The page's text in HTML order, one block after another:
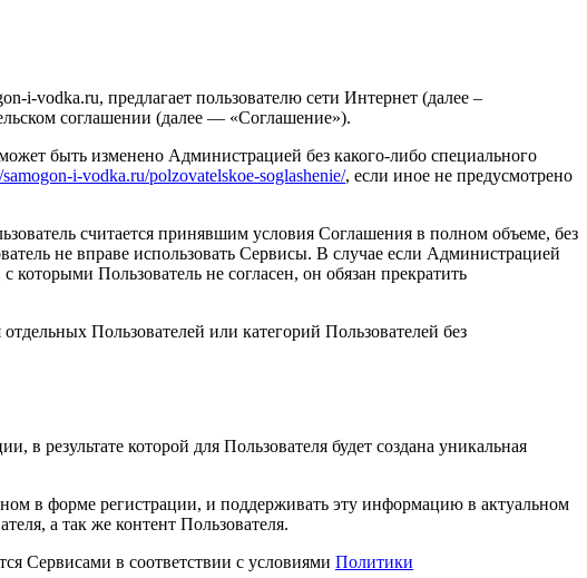
vodka.ru, предлагает пользователю сети Интернет (далее –
соглашении (далее — «Соглашение»).
быть изменено Администрацией без какого-либо специального
i-vodka.ru/polzovatelskoe-soglashenie/, если иное не предусмотрено
считается принявшим условия Соглашения в полном объеме, без
не вправе использовать Сервисы. В случае если Администрацией
Пользователь не согласен, он обязан прекратить
Пользователей или категорий Пользователей без
результате которой для Пользователя будет создана уникальная
в форме регистрации, и поддерживать эту информацию в актуальном
а так же контент Пользователя.
Сервисами в соответствии с условиями Политики